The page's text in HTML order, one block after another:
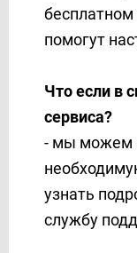
помогут
Что если в
сервиса?
- мы можем
узнать
службу